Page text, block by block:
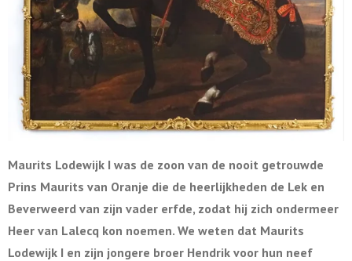
Maurits Lodewijk I was de zoon van de nooit getrouwde
Prins Maurits van Oranje die de heerlijkheden de Lek en
Beverweerd van zijn vader erfde, zodat hij zich ondermeer
Heer van Lalecq kon noemen. We weten dat Maurits
Lodewijk I en zijn jongere broer Hendrik voor hun neef